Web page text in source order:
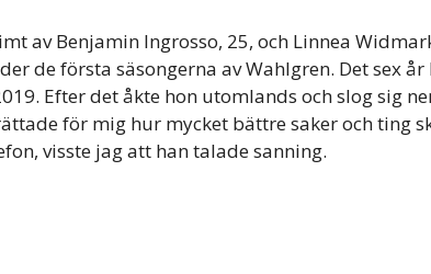
av Benjamin Ingrosso, 25, och Linnea
de första säsongerna av Wahlgren. Det sex
Efter det åkte hon utomlands och slog sig
för mig hur mycket bättre saker och ting
visste jag att han talade sanning.